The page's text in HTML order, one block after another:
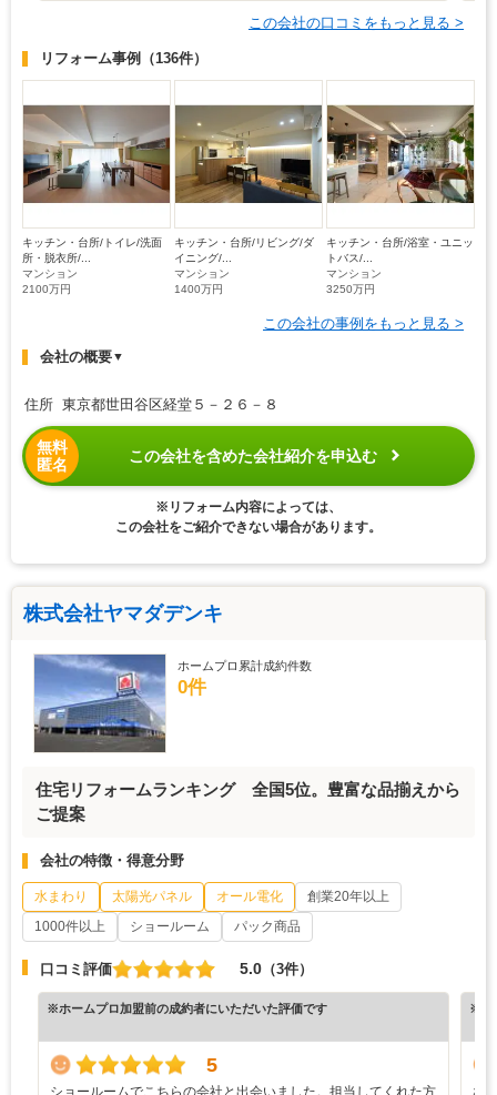
この会社の口コミをもっと見る >
リフォーム事例 （136件）
キッチン・台所/トイレ/洗面
所・脱衣所/...
マンション
2100万円
キッチン・台所/リビング/ダ
イニング/...
マンション
1400万円
キッチン・台所/浴室・ユニッ
トバス/...
マンション
3250万円
この会社の事例をもっと見る >
会社の概要▼
住所 東京都世田谷区経堂５－２６－８
無料
匿名
この会社を含めた会社紹介を申込む
※リフォーム内容によっては、
この会社をご紹介できない場合があります。
株式会社ヤマダデンキ
ホームプロ累計成約件数
0件
住宅リフォームランキング 全国5位。豊富な品揃えから
ご提案
会社の特徴・得意分野
水まわり 太陽光パネル オール電化
創業20年以上
1000件以上
ショールーム パック商品
口コミ評価 5.0 （3件）
※ホームプロ加盟前の成約者にいただいた評価です
5
ショールームでこちらの会社と出会いました。担当してくれた方
※ホ
な